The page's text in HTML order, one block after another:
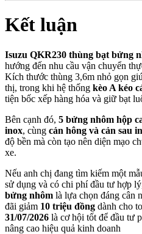
Kết luận
Isuzu QKR230 thùng bạt bửng
hướng đến nhu cầu vận chuyển
Kích thước thùng 3,6m nhỏ gọn
thị, trong khi hệ thống kèo A kéo
tiện bốc xếp hàng hóa và giữ bạt
Bên cạnh đó, 5 bửng nhôm hộp
inox, cùng cản hông và cản sau
độ bền mà còn tạo nên diện mạo
xe.
Nếu anh chị đang tìm kiếm một
sử dụng và có chi phí đầu tư hợp
bửng nhôm là lựa chọn đáng cân
đãi giảm 10 triệu đồng dành cho
31/07/2026 là cơ hội tốt để đầu tư
nâng cao hiệu quả kinh doanh